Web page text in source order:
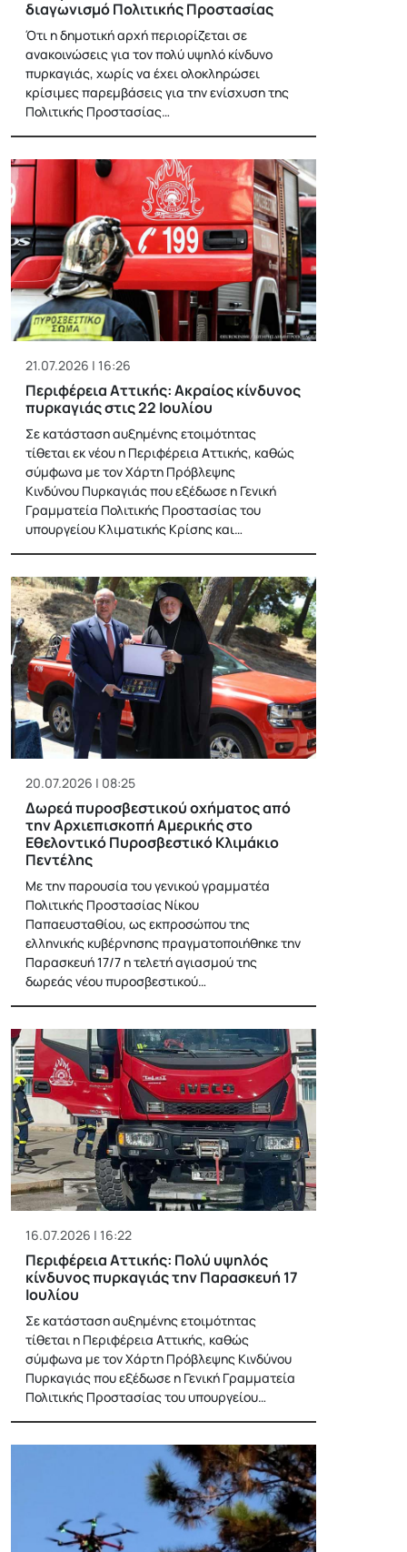
διαγωνισμό Πολιτικής Προστασίας
Ότι η δημοτική αρχή περιορίζεται σε
ανακοινώσεις για τον πολύ υψηλό κίνδυνο
πυρκαγιάς, χωρίς να έχει ολοκληρώσει
κρίσιμες παρεμβάσεις για την ενίσχυση της
Πολιτικής Προστασίας…
21.07.2026 | 16:26
Περιφέρεια Αττικής: Ακραίος κίνδυνος
πυρκαγιάς στις 22 Ιουλίου
Σε κατάσταση αυξημένης ετοιμότητας
τίθεται εκ νέου η Περιφέρεια Αττικής, καθώς
σύμφωνα με τον Χάρτη Πρόβλεψης
Κινδύνου Πυρκαγιάς που εξέδωσε η Γενική
Γραμματεία Πολιτικής Προστασίας του
υπουργείου Κλιματικής Κρίσης και…
20.07.2026 | 08:25
Δωρεά πυροσβεστικού οχήματος από
την Αρχιεπισκοπή Αμερικής στο
Εθελοντικό Πυροσβεστικό Κλιμάκιο
Πεντέλης
Με την παρουσία του γενικού γραμματέα
Πολιτικής Προστασίας Νίκου
Παπαευσταθίου, ως εκπροσώπου της
ελληνικής κυβέρνησης πραγματοποιήθηκε την
Παρασκευή 17/7 η τελετή αγιασμού της
δωρεάς νέου πυροσβεστικού…
16.07.2026 | 16:22
Περιφέρεια Αττικής: Πολύ υψηλός
κίνδυνος πυρκαγιάς την Παρασκευή 17
Ιουλίου
Σε κατάσταση αυξημένης ετοιμότητας
τίθεται η Περιφέρεια Αττικής, καθώς
σύμφωνα με τον Χάρτη Πρόβλεψης Κινδύνου
Πυρκαγιάς που εξέδωσε η Γενική Γραμματεία
Πολιτικής Προστασίας του υπουργείου…